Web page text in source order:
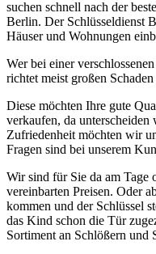
suchen schnell nach der
Berlin. Der Schlüsseldienst
Häuser und Wohnungen
Wer bei einer
richtet meist großen Schaden
Diese möchten Ihre gute
verkaufen, da
Zufriedenheit möchten wir
Fragen sind bei unserem
Wir sind für Sie da am Tage
vereinbarten Preisen. Oder
kommen und der Schlüssel
das Kind schon die Tür
Sortiment an Schlößern und